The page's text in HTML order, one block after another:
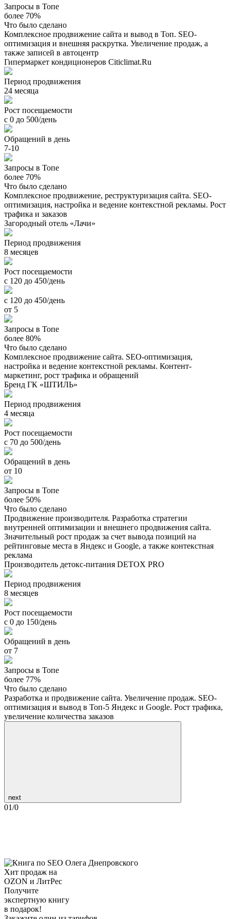
Запросы в Топе
более 70%
Что было сделано
Комплексное продвижение сайта и вывод в Топ. SEO-
оптимизация и внешняя раскрутка. Увеличение продаж, а
также записей в автоцентр
Гипермаркет кондиционеров Citiclimat.Ru
Период продвижения
24 месяца
Рост посещаемости
с 0 до 500/день
Обращений в день
7-10
Запросы в Топе
более 70%
Что было сделано
Комплексное продвижение, реструктуризация сайта. SEO-
оптимизация, настройка и ведение контекстной рекламы. Рост
трафика и заказов
Загородный отель «Лачи»
Период продвижения
8 месяцев
Рост посещаемости
с 120 до 450/день
с 120 до 450/день
от 5
Запросы в Топе
более 80%
Что было сделано
Комплексное продвижение сайта. SEO-оптимизация,
настройка и ведение контекстной рекламы. Контент-
маркетинг, рост трафика и обращений
Бренд ГК «ШТИЛЬ»
Период продвижения
4 месяца
Рост посещаемости
с 70 до 500/день
Обращений в день
от 10
Запросы в Топе
более 50%
Что было сделано
Продвижение производителя. Разработка стратегии
внутренней оптимизации и внешнего продвижения сайта.
Значительный рост продаж за счет вывода позиций на
рейтинговые места в Яндекс и Google, а также контекстная
реклама
Производитель детокс-питания DETOX PRO
Период продвижения
8 месяцев
Рост посещаемости
с 0 до 150/день
Обращений в день
от 7
Запросы в Топе
более 77%
Что было сделано
Разработка и продвижение сайта. Увеличение продаж. SEO-
оптимизация и вывод в Топ-5 Яндекс и Google. Рост трафика,
увеличение количества заказов
next
01/0
Хит продаж на
OZON и ЛитРес
Получите
экспертную книгу
в подарок!